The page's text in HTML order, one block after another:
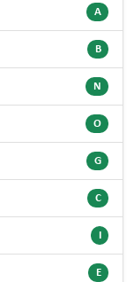
A
B
N
O
G
C
I
E